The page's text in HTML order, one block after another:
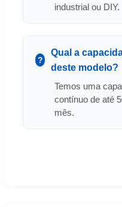
industrial ou DIY.
Qual a
deste modelo?
Temos uma
contínuo de até
mês.